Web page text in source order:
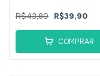
R$43,80 R$39,90
COMPRAR